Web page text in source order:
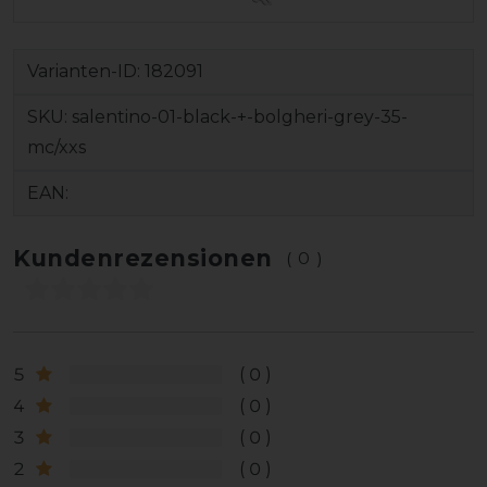
Varianten-ID: 182091
SKU: salentino-01-black-+-bolgheri-grey-35-
mc/xxs
EAN:
Kundenrezensionen (0)
5
0
4
0
3
0
2
0